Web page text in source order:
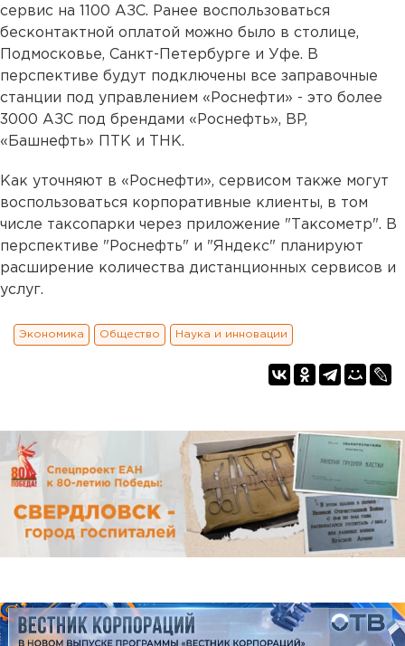
сервис на 1100 АЗС. Ранее воспользоваться
бесконтактной оплатой можно было в столице,
Подмосковье, Санкт-Петербурге и Уфе. В
перспективе будут подключены все заправочные
станции под управлением «Роснефти» - это более
3000 АЗС под брендами «Роснефть», BP,
«Башнефть» ПТК и ТНК.
Как уточняют в «Роснефти», сервисом также могут
воспользоваться корпоративные клиенты, в том
числе таксопарки через приложение "Таксометр". В
перспективе "Роснефть" и "Яндекс" планируют
расширение количества дистанционных сервисов и
услуг.
Экономика Общество Наука и инновации